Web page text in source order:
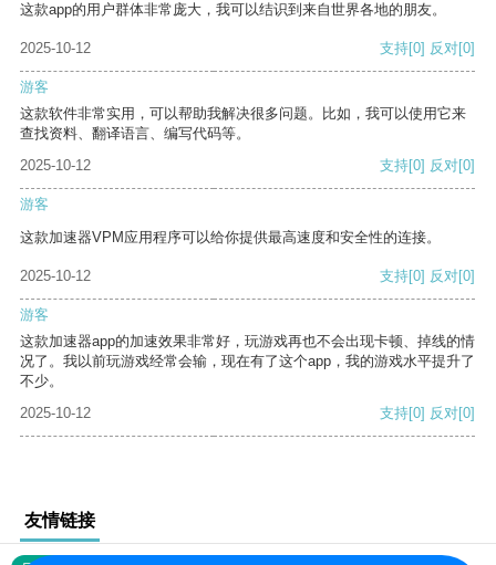
这款app的用户群体非常庞大，我可以结识到来自世界各地的朋友。
2025-10-12 支持[0] 反对[0]
游客
这款软件非常实用，可以帮助我解决很多问题。比如，我可以使用它来
查找资料、翻译语言、编写代码等。
2025-10-12
支持[0] 反对[0]
游客
这款加速器VPM应用程序可以给你提供最高速度和安全性的连接。
2025-10-12 支持[0] 反对[0]
游客
这款加速器app的加速效果非常好，玩游戏再也不会出现卡顿、掉线的情
况了。我以前玩游戏经常会输，现在有了这个app，我的游戏水平提升了
不少。
2025-10-12
支持[0] 反对[0]
友情链接